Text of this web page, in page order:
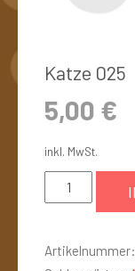
Katze 025
5,00 €
inkl. MwSt.
Artikelnummer: